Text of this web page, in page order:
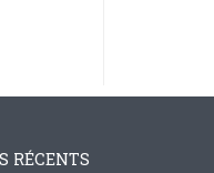
RÉCENTS